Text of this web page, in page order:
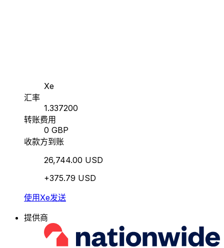
Xe
汇率
1.337200
转账费用
0 GBP
收款方到账
26,744.00 USD
+375.79 USD
使用Xe发送
提供商